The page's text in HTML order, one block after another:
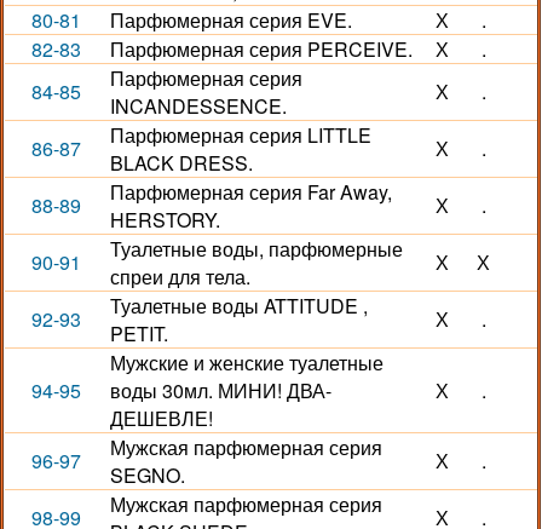
80-81
Парфюмерная серия EVE. Х
.
82-83
Парфюмерная серия PERCEIVE. Х
.
84-85
Парфюмерная серия
INCANDESSENCE.
Х .
86-87
Парфюмерная серия LITTLE
BLACK DRESS.
Х .
88-89
Парфюмерная серия Far Away,
HERSTORY.
Х .
90-91
Туалетные воды, парфюмерные
спреи для тела.
Х Х
92-93
Туалетные воды ATTITUDE ,
PETIT.
Х .
94-95
Мужские и женские туалетные
воды 30мл. МИНИ! ДВА-
ДЕШЕВЛЕ!
Х .
96-97
Мужская парфюмерная серия
SEGNO.
Х .
98-99
Мужская парфюмерная серия
Х .